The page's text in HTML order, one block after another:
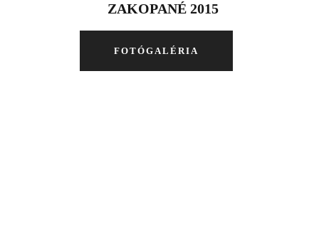
ZAKOPANÉ 2015
FOTÓGALÉRIA